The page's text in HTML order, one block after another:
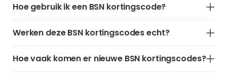
Hoe gebruik ik een BSN kortingscode?
Werken deze BSN kortingscodes echt?
Hoe vaak komen er nieuwe BSN kortingscodes?